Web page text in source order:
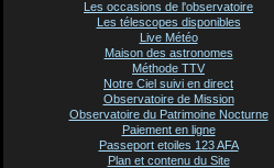
Les occasions de l'observatoire
Les télescopes disponibles
Live Météo
Maison des astronomes
Méthode TTV
Notre Ciel suivi en direct
Observatoire de Mission
Observatoire du Patrimoine Nocturne
Paiement en ligne
Passeport etoiles 123 AFA
Plan et contenu du Site